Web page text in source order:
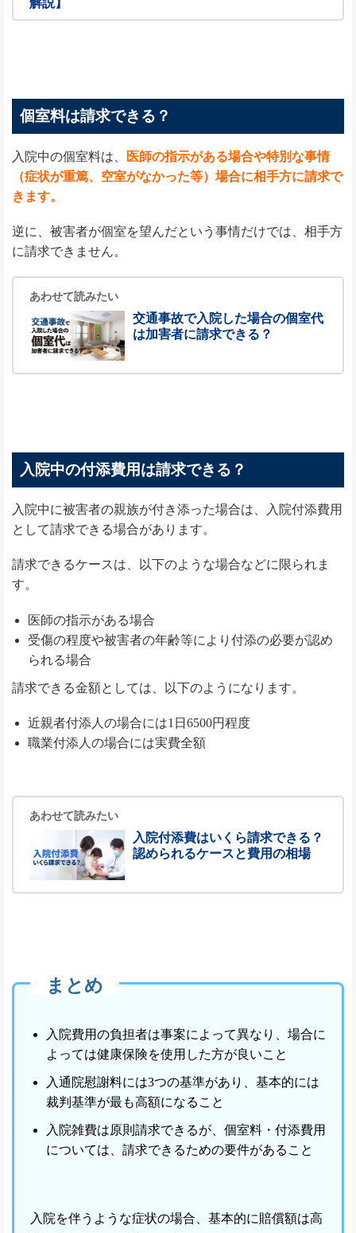
解説】
個室料は請求できる？
入院中の個室料は、
医師の指示がある場合や特別な事情
（症状が重篤、空室がなかった等）場合に相手方に請求で
きます。
逆に、被害者が個室を望んだという事情だけでは、相手方
に請求できません。
あわせて読みたい
交通事故で入院した場合の個室代
は加害者に請求できる？
入院中の付添費用は請求できる？
入院中に被害者の親族が付き添った場合は、入院付添費用
として請求できる場合があります。
請求できるケースは、以下のような場合などに限られま
す。
医師の指示がある場合
受傷の程度や被害者の年齢等により付添の必要が認め
られる場合
請求できる金額としては、以下のようになります。
近親者付添人の場合には1日6500円程度
職業付添人の場合には実費全額
あわせて読みたい
入院付添費はいくら請求できる？
認められるケースと費用の相場
まとめ
入院費用の負担者は事案によって異なり、場合に
よっては健康保険を使用した方が良いこと
入通院慰謝料には3つの基準があり、基本的には
裁判基準が最も高額になること
入院雑費は原則請求できるが、個室料・付添費用
については、請求できるための要件があること
入院を伴うような症状の場合、基本的に賠償額は高